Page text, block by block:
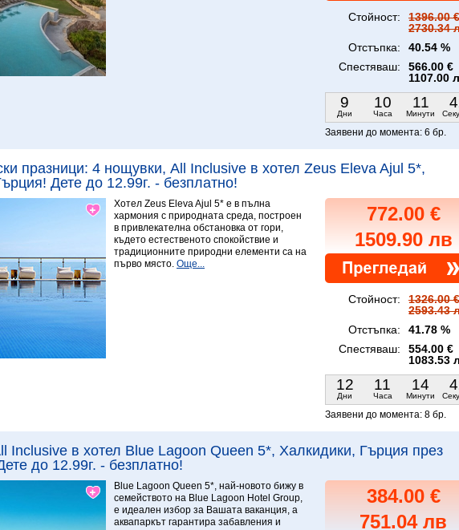
Стойност:
1396.00 €
2730.34
Отстъпка:
40.54 %
Спестяваш:
566.00 €
1107.00
9
Дни
10
Часа
11
Минути
Заявени до момента: 6 бр.
празници: 4 нощувки, All Inclusive в хотел Zeus Eleva Ajul 5*,
Дете до 12.99г. - безплатно!
Хотел Zeus Eleva Ajul 5* е в пълна
хармония с природната среда, построен
в привлекателна обстановка от гори,
където естественото спокойствие и
традиционните природни елементи са на
първо място. Още...
772.00 €
1509.90 лв
Стойност:
1326.00 €
2593.43
Отстъпка:
41.78 %
Спестяваш:
554.00 €
1083.53
12
Дни
11
Часа
14
Минути
Заявени до момента: 8 бр.
Inclusive в хотел Blue Lagoon Queen 5*, Халкидики, Гърция през
до 12.99г. - безплатно!
Blue Lagoon Queen 5*, най-новото бижу в
семейството на Blue Lagoon Hotel Group,
е идеален избор за Вашата ваканция, а
аквапаркът гарантира забавления и
384.00 €
751.04 лв